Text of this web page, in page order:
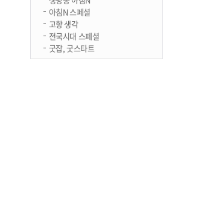
아침N 스페셜
고향 생각
전국시대 스페셜
굿잡, 굿스타트